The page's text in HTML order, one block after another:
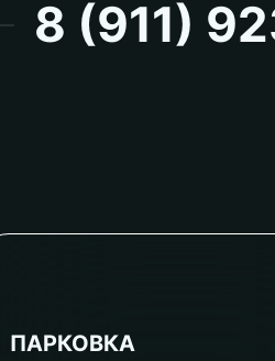
8 (911)
ПАРКОВКА